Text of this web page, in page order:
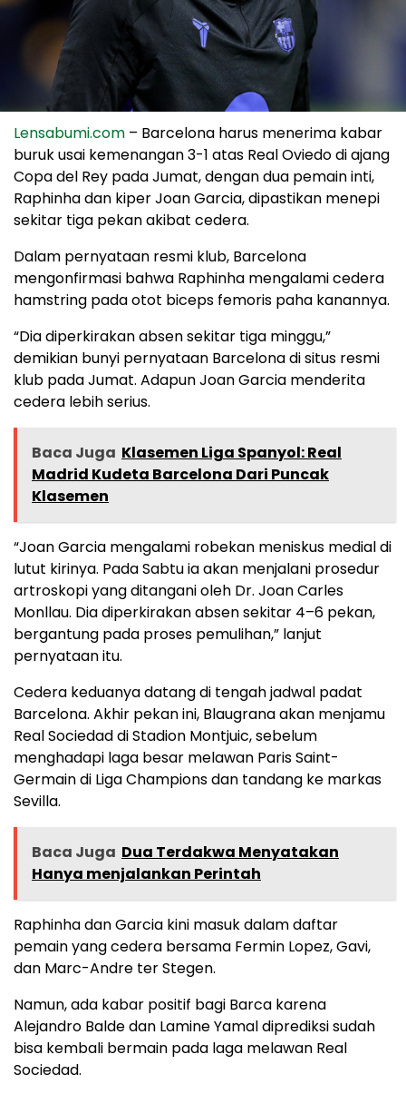
Lensabumi.com – Barcelona harus menerima kabar
buruk usai kemenangan 3-1 atas Real Oviedo di ajang
Copa del Rey pada Jumat, dengan dua pemain inti,
Raphinha dan kiper Joan Garcia, dipastikan menepi
sekitar tiga pekan akibat cedera.
Dalam pernyataan resmi klub, Barcelona
mengonfirmasi bahwa Raphinha mengalami cedera
hamstring pada otot biceps femoris paha kanannya.
“Dia diperkirakan absen sekitar tiga minggu,”
demikian bunyi pernyataan Barcelona di situs resmi
klub pada Jumat. Adapun Joan Garcia menderita
cedera lebih serius.
Baca Juga Klasemen Liga Spanyol: Real
Madrid Kudeta Barcelona Dari Puncak
Klasemen
“Joan Garcia mengalami robekan meniskus medial di
lutut kirinya. Pada Sabtu ia akan menjalani prosedur
artroskopi yang ditangani oleh Dr. Joan Carles
Monllau. Dia diperkirakan absen sekitar 4–6 pekan,
bergantung pada proses pemulihan,” lanjut
pernyataan itu.
Cedera keduanya datang di tengah jadwal padat
Barcelona. Akhir pekan ini, Blaugrana akan menjamu
Real Sociedad di Stadion Montjuic, sebelum
menghadapi laga besar melawan Paris Saint-
Germain di Liga Champions dan tandang ke markas
Sevilla.
Baca Juga Dua Terdakwa Menyatakan
Hanya menjalankan Perintah
Raphinha dan Garcia kini masuk dalam daftar
pemain yang cedera bersama Fermin Lopez, Gavi,
dan Marc-Andre ter Stegen.
Namun, ada kabar positif bagi Barca karena
Alejandro Balde dan Lamine Yamal diprediksi sudah
bisa kembali bermain pada laga melawan Real
Sociedad.